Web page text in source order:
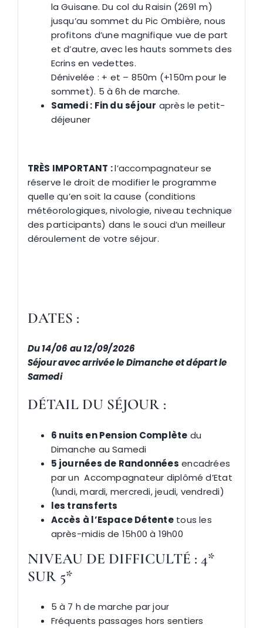
la Guisane. Du col du Raisin (2691 m)
jusqu’au sommet du Pic Ombière, nous
profitons d’une magnifique vue de part
et d’autre, avec les hauts sommets des
Ecrins en vedettes.
Dénivelée : + et – 850m (+150m pour le
sommet). 5 à 6h de marche.
Samedi : Fin du séjour après le petit-
déjeuner
TRÈS IMPORTANT :l’accompagnateur se
réserve le droit de modifier le programme
quelle qu’en soit la cause (conditions
météorologiques, nivologie, niveau technique
des participants) dans le souci d’un meilleur
déroulement de votre séjour.
DATES :
Du 14/06 au 12/09/2026
Séjour avec arrivée le Dimanche et départ le
Samedi
DÉTAIL DU SÉJOUR :
6 nuits en Pension Complète du
Dimanche au Samedi
5 journées de Randonnées encadrées
par un Accompagnateur diplômé d’Etat
(lundi, mardi, mercredi, jeudi, vendredi)
les transferts
Accès à l’Espace Détentetous les
après-midis de 15h00 à 19h00
NIVEAU DE DIFFICULTÉ : 4*
SUR 5*
5 à 7 h de marche par jour
Fréquents passages hors sentiers